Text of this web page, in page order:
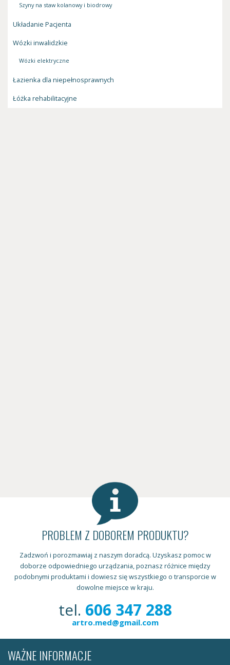
Szyny na staw kolanowy i biodrowy
Układanie Pacjenta
Wózki inwalidzkie
Wózki elektryczne
Łazienka dla niepełnosprawnych
Łóżka rehabilitacyjne
PROBLEM Z DOBOREM PRODUKTU?
Zadzwoń i porozmawiaj z naszym doradcą. Uzyskasz pomoc w
doborze odpowiedniego urządzania, poznasz różnice między
podobnymi produktami i dowiesz się wszystkiego o transporcie w
dowolne miejsce w kraju.
tel. 606 347 288
artro.med@gmail.com
WAŻNE INFORMACJE